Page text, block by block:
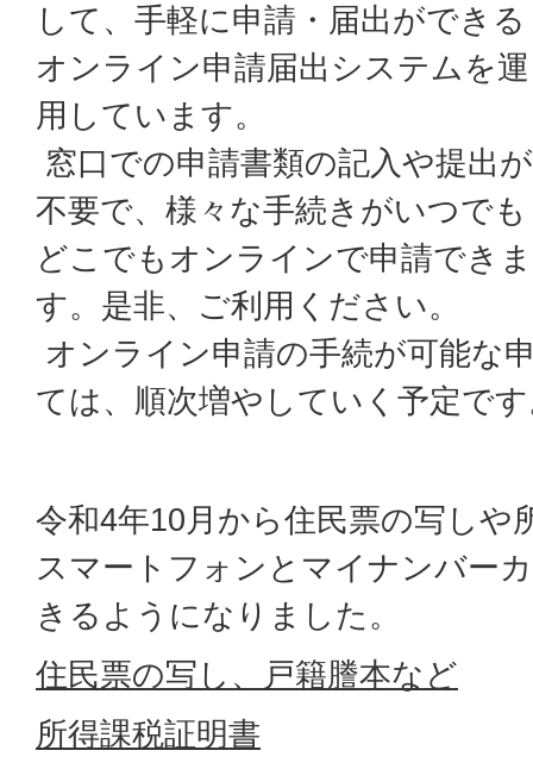
して、手軽に申請・届出ができる
オンライン申請届出システムを運
用しています。
窓口での申請書類の記入や提出が
不要で、様々な手続きがいつでも
どこでもオンラインで申請できま
す。是非、ご利用ください。
オンライン申請の手続が可能な
ては、順次増やしていく予定で
令和4年10月から住民票の写しや
スマートフォンとマイナンバー
きるようになりました。
住民票の写し、戸籍謄本など
所得課税証明書